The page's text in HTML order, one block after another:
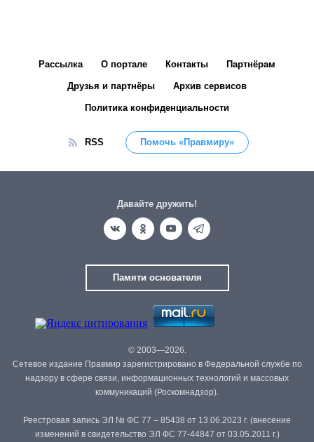
Рассылка О портале Контакты Партнёрам
Друзья и партнёры Архив сервисов
Политика конфиденциальности
RSS Помочь «Правмиру»
Давайте дружить!
Памяти основателя
© 2003—2026.
Сетевое издание Правмир зарегистрировано в Федеральной службе по
надзору в сфере связи, информационных технологий и массовых
коммуникаций (Роскомнадзор).
Реестровая запись ЭЛ № ФС 77 – 85438 от 13.06.2023 г. (внесение
изменений в свидетельство ЭЛ ФС 77-44847 от 03.05.2011 г.)